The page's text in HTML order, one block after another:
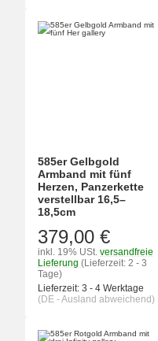
585er Gelbgold
Armband mit fünf
Herzen, Panzerkette
verstellbar 16,5–
18,5cm
379,00 €
inkl. 19% USt. versandfreie
Lieferung (Lieferzeit: 2 - 3
Tage)
Lieferzeit: 3 - 4 Werktage
(DE - Ausland abweichend)